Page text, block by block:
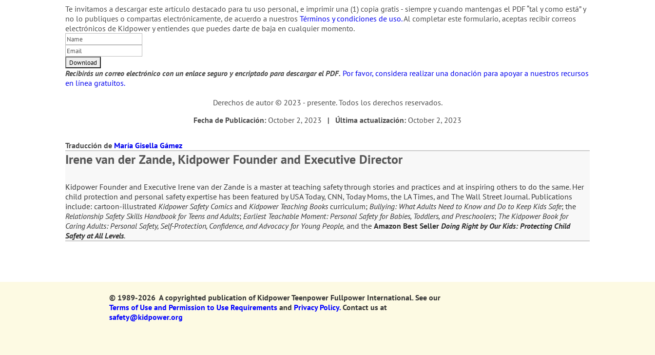
Te invitamos a descargar este artículo destacado para tu uso personal, e imprimir una (1) copia gratis - siempre y cuando mantengas el PDF “tal y como está” y
no lo publiques o compartas electrónicamente, de acuerdo a nuestrosTérminos y condiciones de uso.Al completar este formulario, aceptas recibir correos
electrónicos de Kidpower y entiendes que puedes darte de baja en cualquier momento.
Recibirás un correo electrónico con un enlace seguro y encriptado para descargar el PDF. Por favor, considera realizar una donación para apoyar a nuestros recursos
en línea gratuitos.
Derechos de autor © 2023 - presente. Todos los derechos reservados.
Fecha de Publicación: October 2, 2023 | Última actualización: October 2, 2023
Traducción de María Gisella Gámez
Irene van der Zande, Kidpower Founder and Executive Director
Kidpower Founder and Executive Irene van der Zande is a master at teaching safety through stories and practices and at inspiring others to do the same. Her
child protection and personal safety expertise has been featured by USA Today, CNN, Today Moms, the LA Times, and The Wall Street Journal. Publications
include: cartoon-illustratedKidpower Safety ComicsandKidpower Teaching Bookscurriculum;Bullying: What Adults Need to Know and Do to Keep Kids Safe; the
Relationship Safety Skills Handbook for Teens and Adults;Earliest Teachable Moment: Personal Safety for Babies, Toddlers, and Preschoolers; The Kidpower Book for
Caring Adults: Personal Safety, Self-Protection, Confidence, and Advocacy for Young People, and theAmazon Best SellerDoing Right by Our Kids: Protecting Child
Safety at All Levels.
© 1989-2026 A copyrighted publication of Kidpower Teenpower Fullpower International. See our
Terms of Use and Permission to Use Requirements and Privacy Policy. Contact us at
safety@kidpower.org